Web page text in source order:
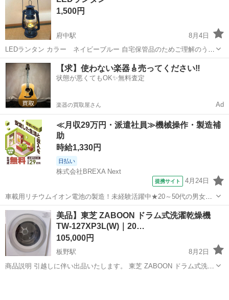
（AT307、AT310...1,500円
府中駅
8月4日
LEDランタン カラー ネイビーブルー 自宅保管品のためご理解のうえ
検討お願い致します。 神経質な方はご遠慮お願い致します。
徳島 徳島市 府中駅 生活家電 ランタン
【求】使わない楽器🎸売ってください‼️
状態が悪くてもOK✨無料査定
楽器の買取屋さん Ad
≪月収29万円・派遣社員≫機械操作・製造補
助
時給1,330円
日払い
株式会社BREXA Next
提携サイト 4月24日
車載用リチウムイオン電池の製造！未経験活躍中★20～50代の男女活
躍中！寮費無料★備品付き1R寮完備！自宅からマイカー通勤OK！無料
駐車場完備◎正社員登用制度あり！《徳島県板野郡松茂町》 人気の工
場のお仕事 ◇車載用リチウ...
徳島 その他
美品】東芝 ZABOON ドラム式洗濯乾燥機
TW-127XP3L(W)｜20…
105,000円
板野駅
8月2日
商品説明 引越しに伴い出品いたします。 東芝 ZABOON ドラム式洗濯